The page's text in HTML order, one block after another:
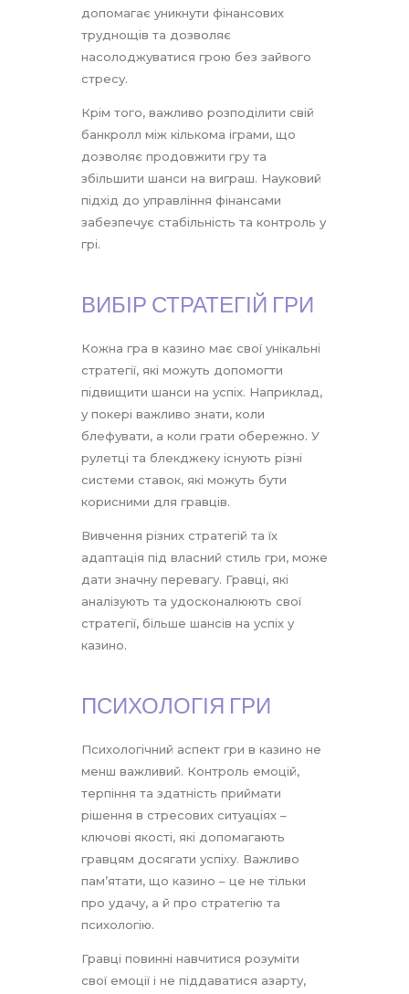
допомагає уникнути фінансових
труднощів та дозволяє
насолоджуватися грою без зайвого
стресу.
Крім того, важливо розподілити свій
банкролл між кількома іграми, що
дозволяє продовжити гру та
збільшити шанси на виграш. Науковий
підхід до управління фінансами
забезпечує стабільність та контроль у
грі.
ВИБІР СТРАТЕГІЙ ГРИ
Кожна гра в казино має свої унікальні
стратегії, які можуть допомогти
підвищити шанси на успіх. Наприклад,
у покері важливо знати, коли
блефувати, а коли грати обережно. У
рулетці та блекджеку існують різні
системи ставок, які можуть бути
корисними для гравців.
Вивчення різних стратегій та їх
адаптація під власний стиль гри, може
дати значну перевагу. Гравці, які
аналізують та удосконалюють свої
стратегії, більше шансів на успіх у
казино.
ПСИХОЛОГІЯ ГРИ
Психологічний аспект гри в казино не
менш важливий. Контроль емоцій,
терпіння та здатність приймати
рішення в стресових ситуаціях –
ключові якості, які допомагають
гравцям досягати успіху. Важливо
пам’ятати, що казино – це не тільки
про удачу, а й про стратегію та
психологію.
Гравці повинні навчитися розуміти
свої емоції і не піддаватися азарту,